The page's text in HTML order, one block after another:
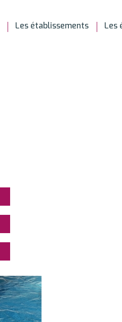
Les établissements Les